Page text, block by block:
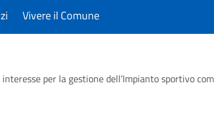
Vivere il Comune
per la gestione dell’Impianto sportivo